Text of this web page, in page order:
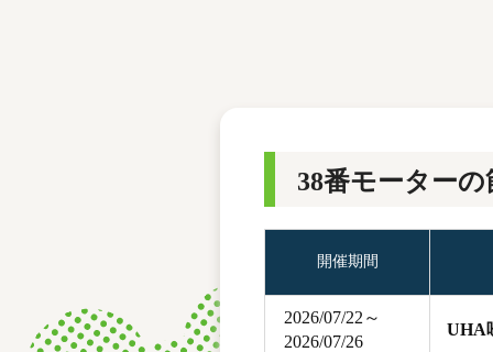
ボートデータ
38番モーターの
開催期間
2026/07/22～
2026/07/26
UHA